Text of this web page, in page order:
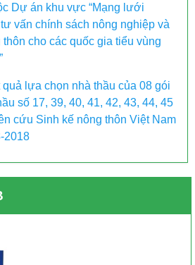
Dự án khu vực “Mạng lưới
vấn chính sách nông nghiệp và
thôn cho các quốc gia tiểu vùng
lựa chọn nhà thầu của 08 gói
số 17, 39, 40, 41, 42, 43, 44, 45
cứu Sinh kế nông thôn Việt Nam
2018